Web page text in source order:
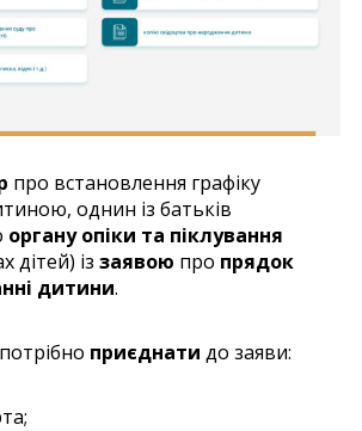
про встановлення графіку
однин із батьків
органу опіки та піклування
дітей) із заявою про прядок
дитини.
приєднати до заяви: